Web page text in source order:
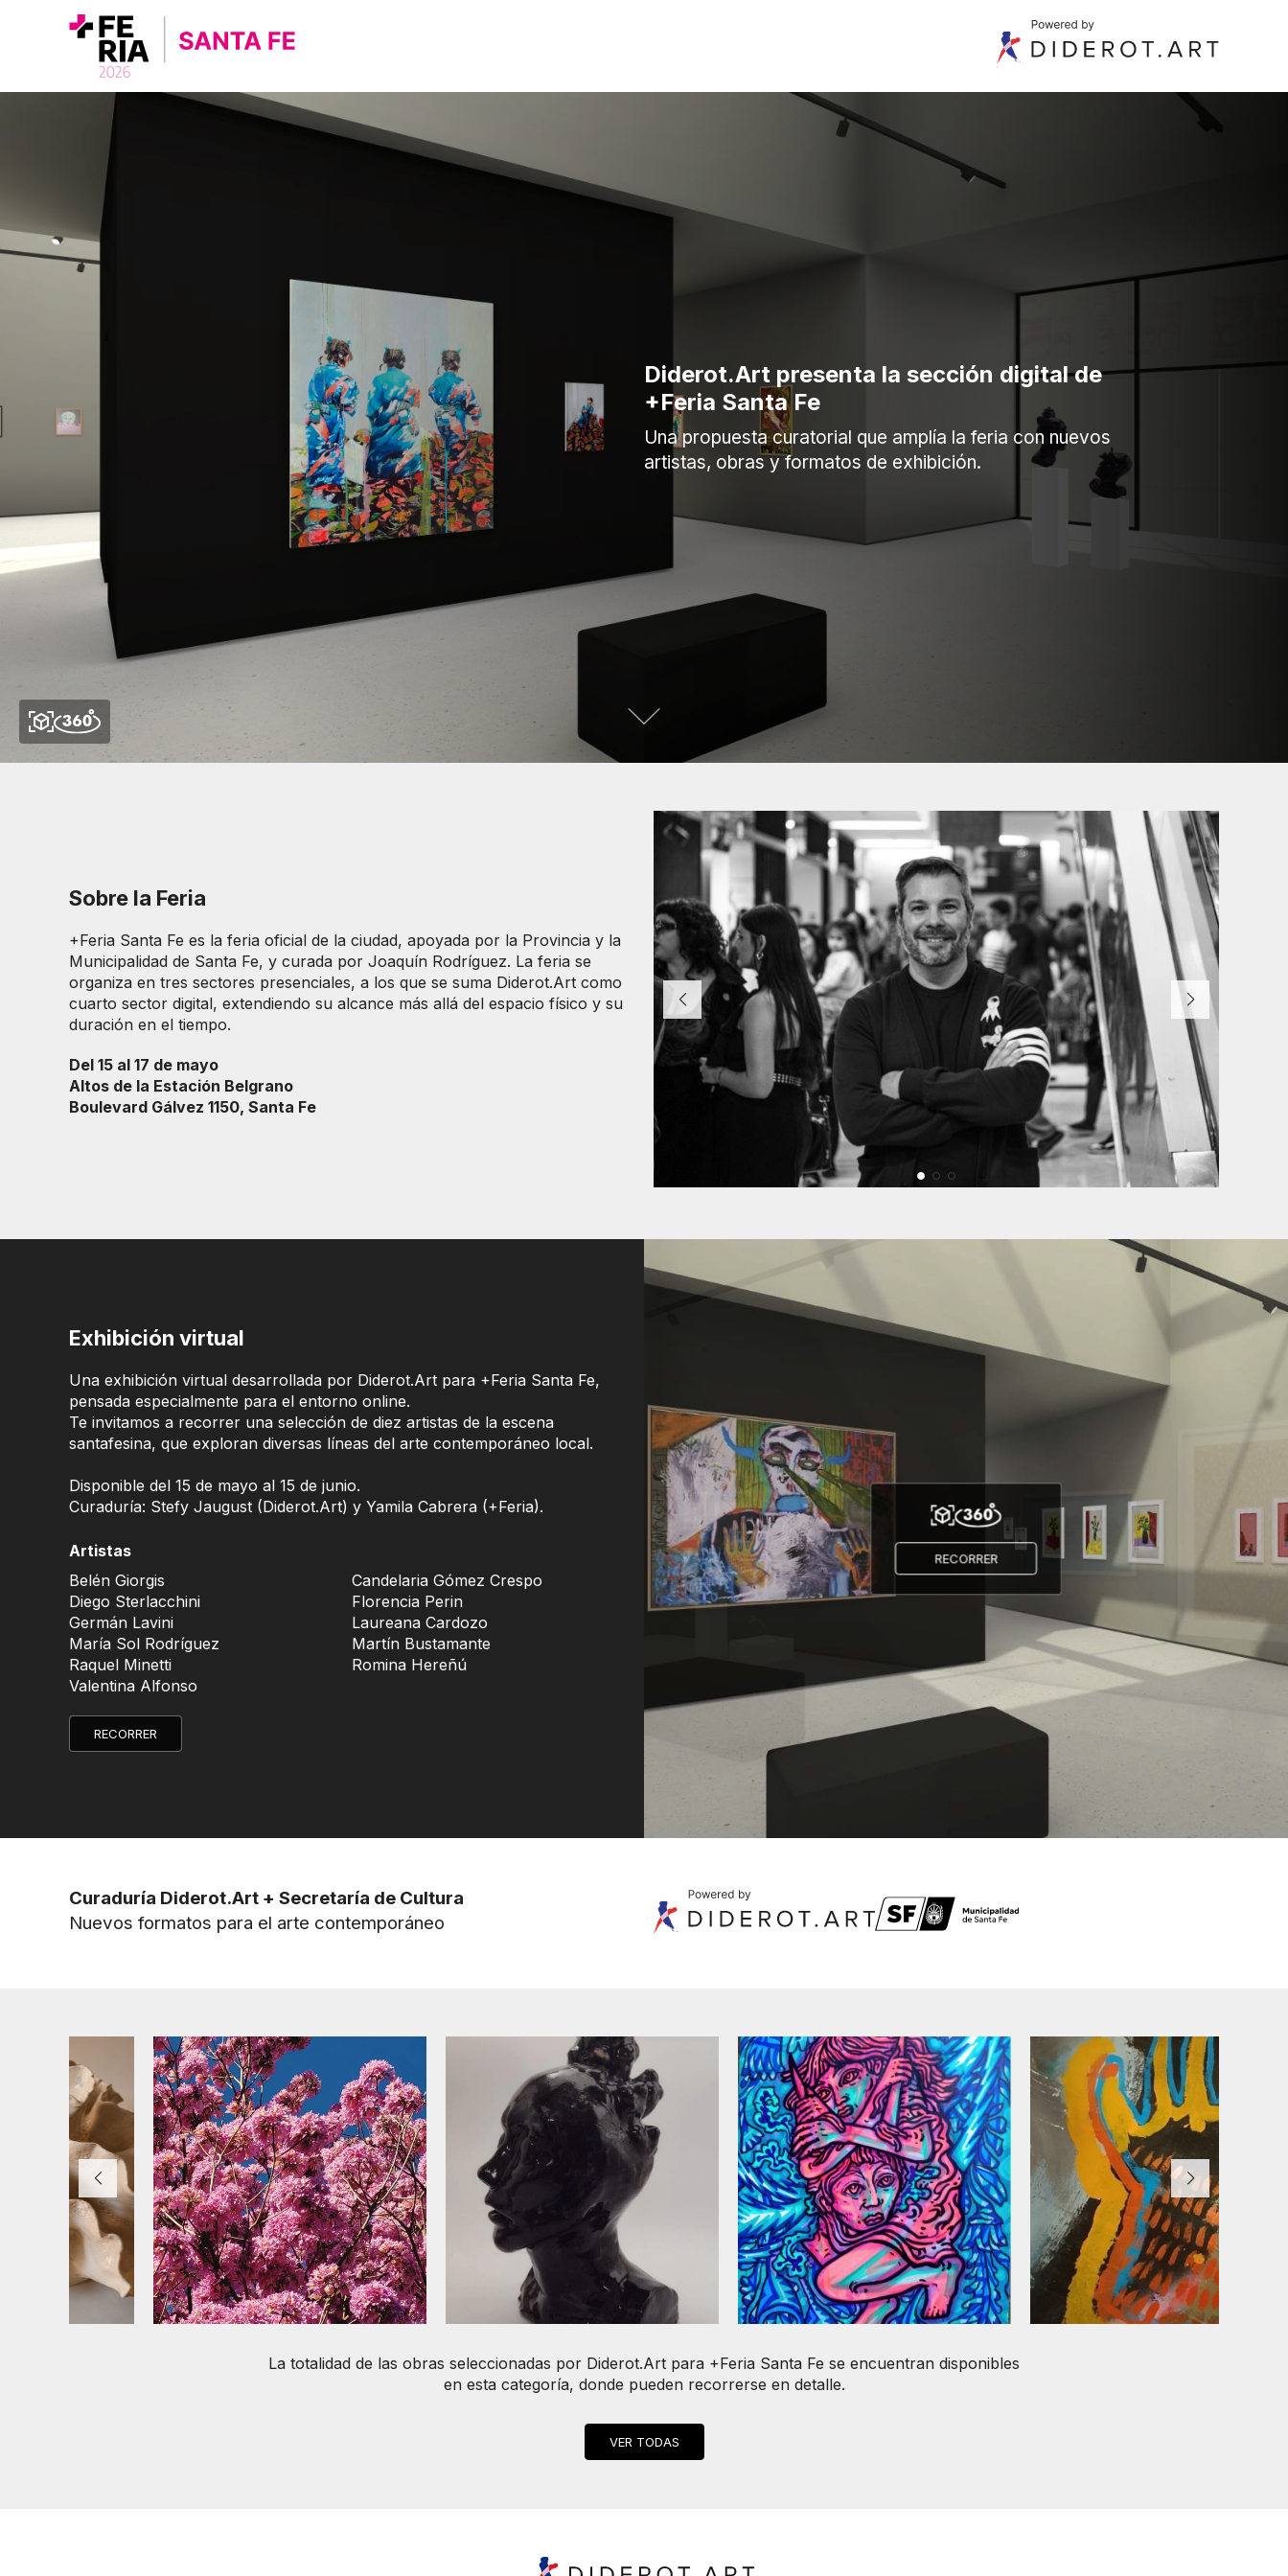
Diderot.Art presenta la sección digital de
+Feria Santa Fe
Una propuesta curatorial que amplía la feria con nuevos
artistas, obras y formatos de exhibición.
Sobre la Feria
+Feria Santa Fe es la feria oficial de la ciudad, apoyada por la Provincia y la
Municipalidad de Santa Fe, y curada por Joaquín Rodríguez. La feria se
organiza en tres sectores presenciales, a los que se suma Diderot.Art como
cuarto sector digital, extendiendo su alcance más allá del espacio físico y su
duración en el tiempo.
Del 15 al 17 de mayo
Altos de la Estación Belgrano
Boulevard Gálvez 1150, Santa Fe
Exhibición virtual
Una exhibición virtual desarrollada por Diderot.Art para +Feria Santa Fe,
pensada especialmente para el entorno online.
Te invitamos a recorrer una selección de diez artistas de la escena
santafesina, que exploran diversas líneas del arte contemporáneo local.
Disponible del 15 de mayo al 15 de junio.
Curaduría: Stefy Jaugust (Diderot.Art) y Yamila Cabrera (+Feria).
Artistas
Belén Giorgis
Candelaria Gómez Crespo
Diego Sterlacchini
Florencia Perin
Germán Lavini
Laureana Cardozo
María Sol Rodríguez
Martín Bustamante
Raquel Minetti
Romina Hereñú
Valentina Alfonso
RECORRER
RECORRER
Curaduría Diderot.Art + Secretaría de Cultura
Nuevos formatos para el arte contemporáneo
La totalidad de las obras seleccionadas por Diderot.Art para +Feria Santa Fe se encuentran disponibles
en esta categoría, donde pueden recorrerse en detalle.
VER TODAS